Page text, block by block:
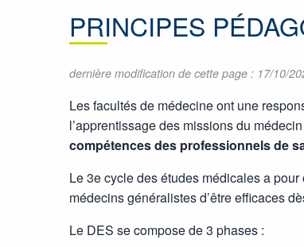
PRINCIPES
dernière modification de cette page : 17/10/
Les facultés de médecine ont une
l’apprentissage des missions du
compétences des professionnels de
Le 3e cycle des études médicales a
médecins généralistes d’être efficaces
Le DES se compose de 3 phases :